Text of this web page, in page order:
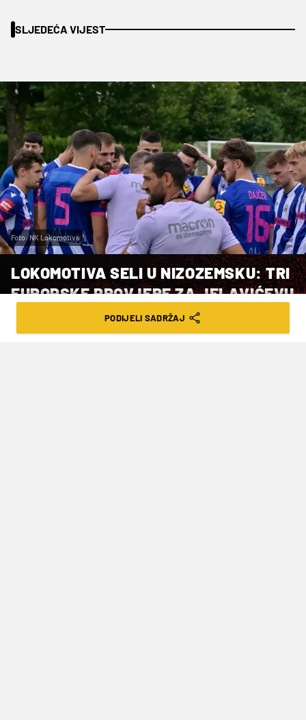
SLJEDEĆA VIJEST
Foto: NK Lokomotiva
LOKOMOTIVA SELI U NIZOZEMSKU: TRI
EUROPSKE PROVJERE ZA JELAVIĆEVU
PODIJELI SADRŽAJ